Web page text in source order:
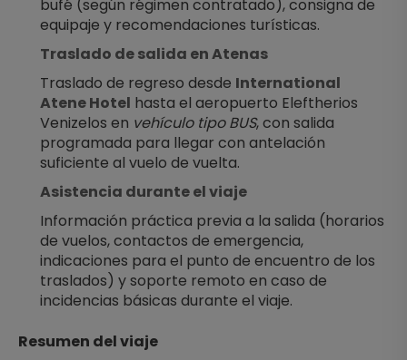
bufé (según régimen contratado), consigna de
equipaje y recomendaciones turísticas.
Traslado de salida en Atenas
Traslado de regreso desde International
Atene Hotel hasta el aeropuerto Eleftherios
Venizelos en vehículo tipo BUS, con salida
programada para llegar con antelación
suficiente al vuelo de vuelta.
Asistencia durante el viaje
Información práctica previa a la salida (horarios
de vuelos, contactos de emergencia,
indicaciones para el punto de encuentro de los
traslados) y soporte remoto en caso de
incidencias básicas durante el viaje.
Resumen del viaje